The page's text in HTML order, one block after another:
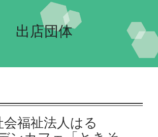
出店団体
会福祉法人はる